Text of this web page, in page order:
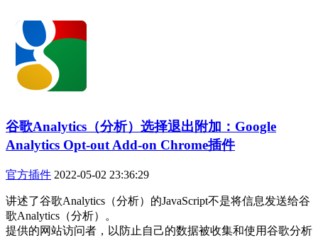
谷歌Analytics（分析）选择退出附加：Google
Analytics Opt-out Add-on Chrome插件
官方插件 2022-05-02 23:36:29
讲述了谷歌Analytics（分析）的JavaScript不是将信息发送给谷
歌Analytics（分析）。
提供的网站访问者，以防止自己的数据被收集和使用谷歌分析